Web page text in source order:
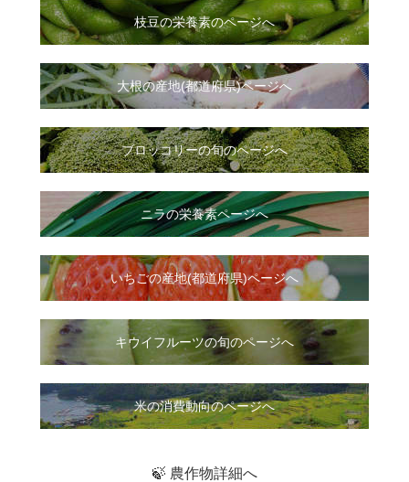
枝豆の栄養素のページへ
大根の産地(都道府県)ページへ
ブロッコリーの旬のページへ
ニラの栄養素ページへ
いちごの産地(都道府県)ページへ
キウイフルーツの旬のページへ
米の消費動向のページへ
🍃 農作物詳細へ